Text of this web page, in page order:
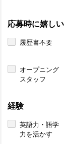
応募時に嬉しい
履歴書不要
オープニング
スタッフ
経験
英語力・語学
力を活かす